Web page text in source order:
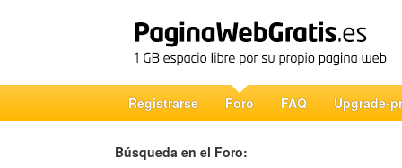
Registrarse Foro FAQ Upgrade-
Búsqueda en el Foro: